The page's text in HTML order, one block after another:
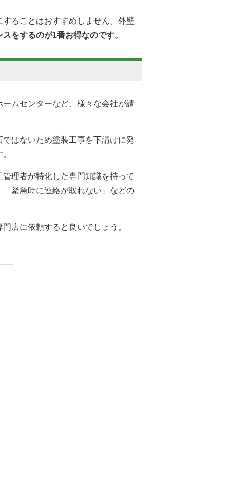
ることはおすすめしません。外壁
をするのが1番お得なのです。
ムセンターなど、様々な会社が請
はないため塗装工事を下請けに発
理者が特化した専門知識を持って
緊急時に連絡が取れない」などの
店に依頼すると良いでしょう。